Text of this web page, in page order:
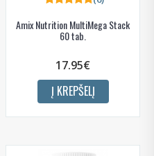
Amix Nutrition MultiMega Stack
60 tab.
17.95€
Į KREPŠELĮ